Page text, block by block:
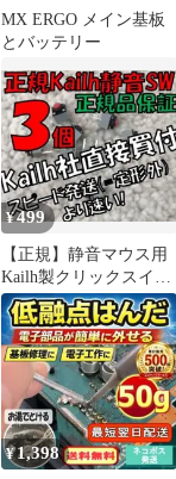
MX ERGO メイン基板
とバッテリー
¥499
【正規】静音マウス用
Kailh製クリックスイッ
チ３ケ KAILH MUTE
①
¥ 1,398